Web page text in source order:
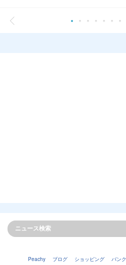
Peachy ブログ ショッピング バンク